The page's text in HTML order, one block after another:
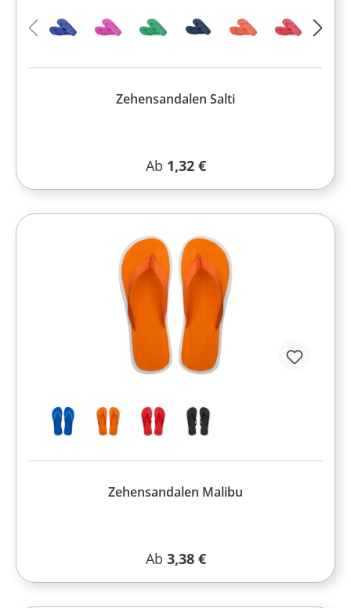
Zehensandalen Salti
Regulärer Preis:
Ab 1,32 €
Zehensandalen Malibu
Regulärer Preis:
Ab 3,38 €